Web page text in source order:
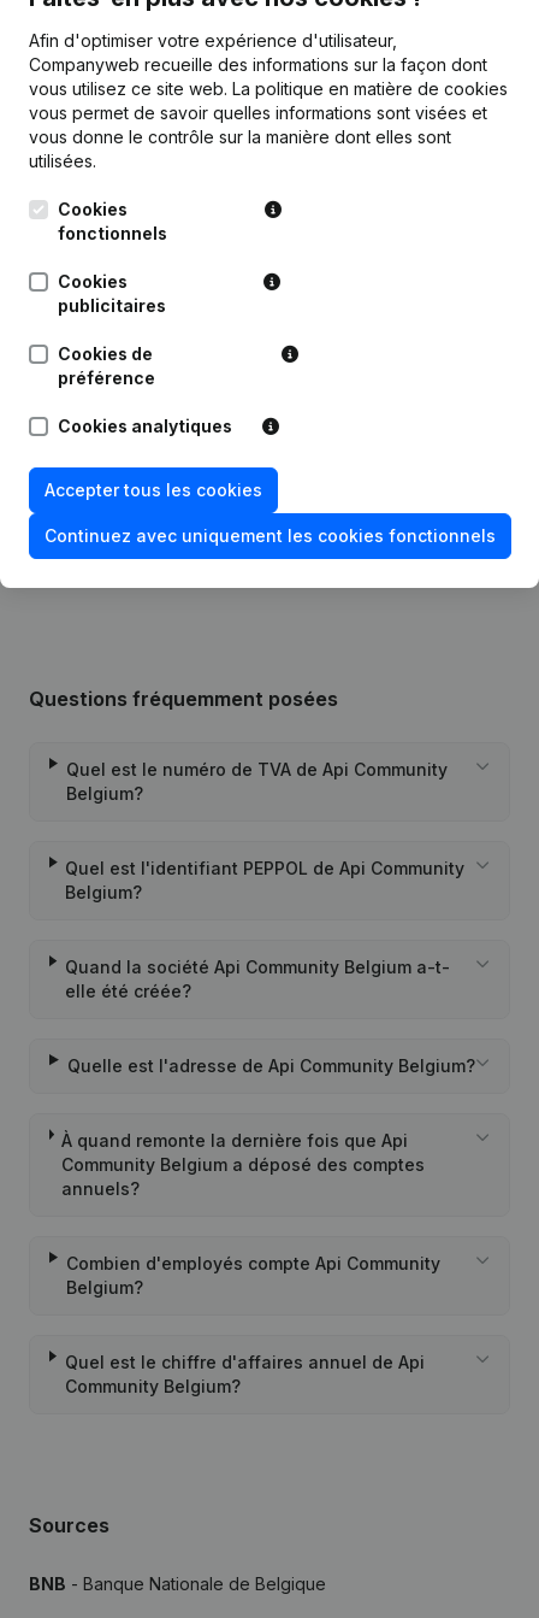
Publicationsde Api Community Belgium
Date Publication
25-04-2022
Coordination, Autres Modifications,
12-11-2021
Siège Social - Statuts (Traduction,
Coordination, Autres Modifications,
21-12-2020
Rubrique Constitution (Nouvelle
Personne Morale, Ouverture
Succursale, etc...)(NL)
Questions fréquemment posées
Quel est le numéro de TVA de Api Community
Belgium?
Quel est l'identifiant PEPPOL de Api Community
Belgium?
Quand la société Api Community Belgium a-t-
elle été créée?
Quelle est l'adresse de Api Community Belgium?
À quand remonte la dernière fois que Api
Community Belgium a déposé des comptes
annuels?
Combien d'employés compte Api Community
Belgium?
Quel est le chiffre d'affaires annuel de Api
Community Belgium?
Sources
BNB - Banque Nationale de Belgique
Afin d'optimiser votre expérience d'utilisateur,
Companyweb recueille des informations sur la façon dont
vous utilisez ce site web. La politique en matière de cookies
vous permet de savoir quelles informations sont visées et
vous donne le contrôle sur la manière dont elles sont
utilisées.
Cookies
fonctionnels
Cookies
publicitaires
Cookies de
préférence
Cookies analytiques
Accepter tous les cookies
Continuez avec uniquement les cookies fonctionnels